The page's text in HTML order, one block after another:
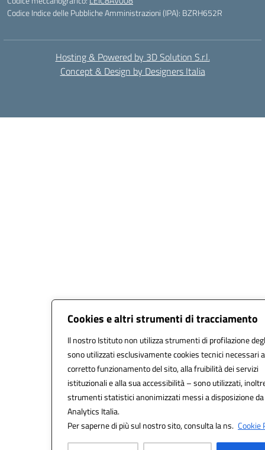
Cookies e altri strumenti di tracciamento
Il nostro Istituto non utilizza strumenti di profilazione
sono utilizzati esclusivamente cookies tecnici necessari
corretto funzionamento del sito, alla fruibilità dei servizi
istituzionali e alla sua accessibilità – sono utilizzati,
strumenti statistici anonimizzati messi a disposizione da
Analytics Italia.
Per saperne di più sul nostro sito, consulta la ns. Cookie
Codice Indice delle Pubbliche Amministrazioni (IPA): BZRH652R
Hosting & Powered by 3D Solution S.r.l.
Concept & Design by Designers Italia